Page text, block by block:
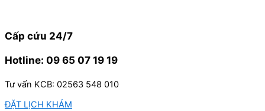
nội
Cấp cứu 24/7
Hotline: 09 65 07 19 19
Tư vấn KCB: 02563 548 010
ĐẶT LỊCH KHÁM